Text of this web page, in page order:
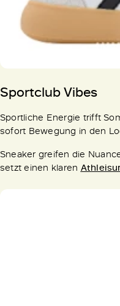
Sportclub Vibes
Sportliche Energie trifft
sofort Bewegung in den
Sneaker greifen die
setzt einen klaren